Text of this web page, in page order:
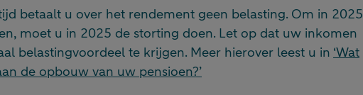
betaalt u over het rendement geen belasting. Om in 2025
moet u in 2025 de storting doen. Let op dat uw inkomen
belastingvoordeel te krijgen. Meer hierover leest u in ‘Wat
de opbouw van uw pensioen?’